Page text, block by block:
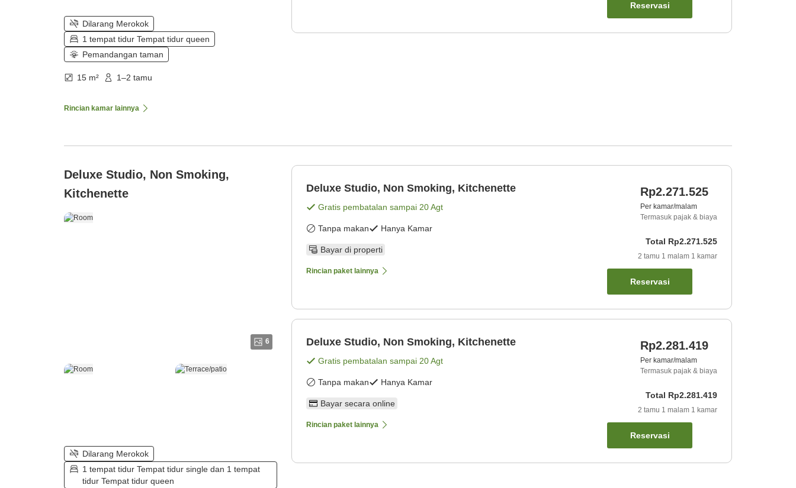
Dilarang Merokok
1 tempat tidur Tempat tidur queen
Pemandangan taman
15 m² 1–2 tamu
Rincian kamar lainnya
Reservasi
Deluxe Studio, Non Smoking,
Kitchenette
6
Dilarang Merokok
1 tempat tidur Tempat tidur single dan 1 tempat
tidur Tempat tidur queen
Deluxe Studio, Non Smoking, Kitchenette
Gratis pembatalan sampai 20 Agt
Tanpa makan Hanya Kamar
Bayar di properti
Rincian paket lainnya
Rp2.271.525
Per kamar/malam
Termasuk pajak & biaya
Total Rp2.271.525
2 tamu 1 malam 1 kamar
Reservasi
Deluxe Studio, Non Smoking, Kitchenette
Gratis pembatalan sampai 20 Agt
Tanpa makan Hanya Kamar
Bayar secara online
Rincian paket lainnya
Rp2.281.419
Per kamar/malam
Termasuk pajak & biaya
Total Rp2.281.419
2 tamu 1 malam 1 kamar
Reservasi